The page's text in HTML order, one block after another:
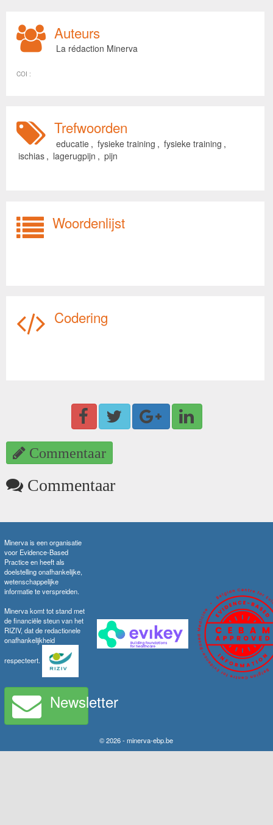
Auteurs
La rédaction Minerva
COI :
Trefwoorden
educatie , fysieke training , fysieke training ,
ischias , lagerugpijn , pijn
Woordenlijst
Codering
Commentaar
Commentaar
Minerva is een organisatie
voor Evidence-Based
Practice en heeft als
doelstelling onafhankelijke,
wetenschappelijke
informatie te verspreiden.
Minerva komt tot stand met
de financiële steun van het
RIZIV, dat de redactionele
onafhankelijkheid
respecteert.
Newsletter
© 2026 - minerva-ebp.be